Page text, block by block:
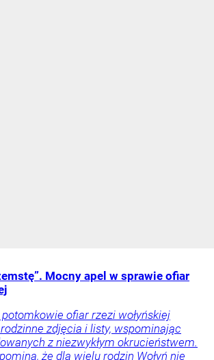
Mocny apel w sprawie ofiar
ofiar rzezi wołyńskiej
zdjęcia i listy, wspominając
z niezwykłym okrucieństwem.
że dla wielu rodzin Wołyń nie